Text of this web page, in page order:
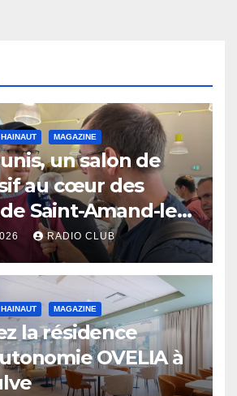
MAGAZINE
un salon de
au cœur des
Saint-Amand-les-
RADIO CLUB
MAGAZINE
la résidence
OVELIA à